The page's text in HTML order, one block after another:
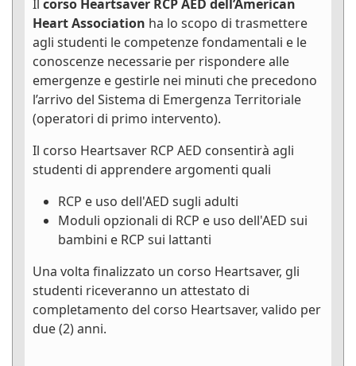
Il corso Heartsaver RCP AED dell’American
Heart Association ha lo scopo di trasmettere
agli studenti le competenze fondamentali e le
conoscenze necessarie per rispondere alle
emergenze e gestirle nei minuti che precedono
l’arrivo del Sistema di Emergenza Territoriale
(operatori di primo intervento).
Il corso Heartsaver RCP AED consentirà agli
studenti di apprendere argomenti quali
RCP e uso dell'AED sugli adulti
Moduli opzionali di RCP e uso dell'AED sui
bambini e RCP sui lattanti
Una volta finalizzato un corso Heartsaver, gli
studenti riceveranno un attestato di
completamento del corso Heartsaver, valido per
due (2) anni.